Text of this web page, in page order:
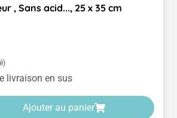
, Sans acid..., 25 x 35 cm
livraison en sus
Ajouter au panier